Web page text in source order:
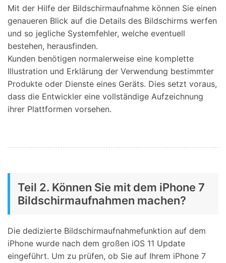
Mit der Hilfe der Bildschirmaufnahme können Sie einen
genaueren Blick auf die Details des Bildschirms werfen
und so jegliche Systemfehler, welche eventuell
bestehen, herausfinden.
Kunden benötigen normalerweise eine komplette
Illustration und Erklärung der Verwendung bestimmter
Produkte oder Dienste eines Geräts. Dies setzt voraus,
dass die Entwickler eine vollständige Aufzeichnung
ihrer Plattformen vorsehen.
Teil 2. Können Sie mit dem iPhone 7
Bildschirmaufnahmen machen?
Die dedizierte Bildschirmaufnahmefunktion auf dem
iPhone wurde nach dem großen iOS 11 Update
eingeführt. Um zu prüfen, ob Sie auf Ihrem iPhone 7